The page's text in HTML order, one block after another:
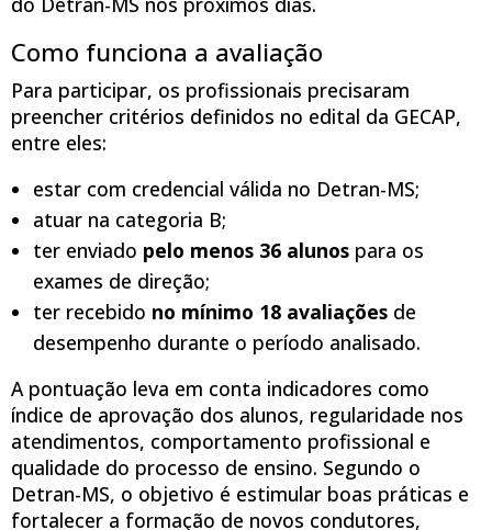
Como funciona a avaliação
Para participar, os profissionais precisaram
preencher critérios definidos no edital da GECAP,
entre eles:
estar com credencial válida no Detran-MS;
atuar na categoria B;
ter enviado pelo menos 36 alunos para os
exames de direção;
ter recebido no mínimo 18 avaliações de
desempenho durante o período analisado.
A pontuação leva em conta indicadores como
índice de aprovação dos alunos, regularidade nos
atendimentos, comportamento profissional e
qualidade do processo de ensino. Segundo o
Detran-MS, o objetivo é estimular boas práticas e
fortalecer a formação de novos condutores,